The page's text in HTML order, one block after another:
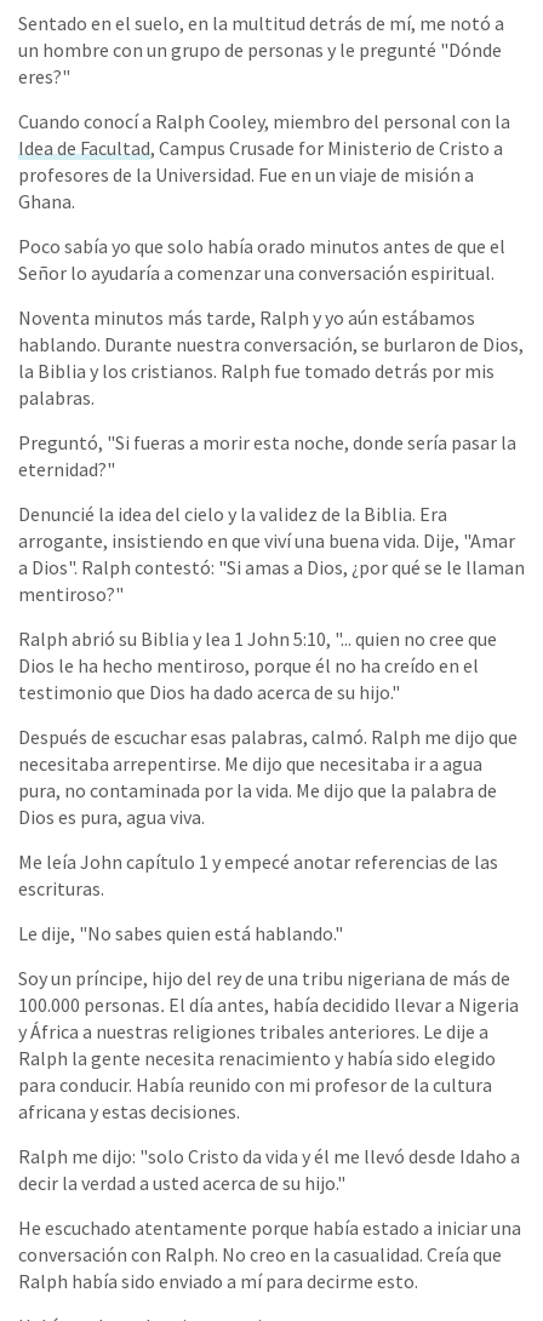
Sentado en el suelo, en la multitud detrás de mí, me notó a
un hombre con un grupo de personas y le pregunté "Dónde
eres?"
Cuando conocí a Ralph Cooley, miembro del personal con la
Idea de Facultad, Campus Crusade for Ministerio de Cristo a
profesores de la Universidad. Fue en un viaje de misión a
Ghana.
Poco sabía yo que solo había orado minutos antes de que el
Señor lo ayudaría a comenzar una conversación espiritual.
Noventa minutos más tarde, Ralph y yo aún estábamos
hablando. Durante nuestra conversación, se burlaron de Dios,
la Biblia y los cristianos. Ralph fue tomado detrás por mis
palabras.
Preguntó, "Si fueras a morir esta noche, donde sería pasar la
eternidad?"
Denuncié la idea del cielo y la validez de la Biblia. Era
arrogante, insistiendo en que viví una buena vida. Dije, "Amar
a Dios". Ralph contestó: "Si amas a Dios, ¿por qué se le llaman
mentiroso?"
Ralph abrió su Biblia y lea 1 John 5:10, "... quien no cree que
Dios le ha hecho mentiroso, porque él no ha creído en el
testimonio que Dios ha dado acerca de su hijo."
Después de escuchar esas palabras, calmó. Ralph me dijo que
necesitaba arrepentirse. Me dijo que necesitaba ir a agua
pura, no contaminada por la vida. Me dijo que la palabra de
Dios es pura, agua viva.
Me leía John capítulo 1 y empecé anotar referencias de las
escrituras.
Le dije, "No sabes quien está hablando."
Soy un príncipe, hijo del rey de una tribu nigeriana de más de
100.000 personas. El día antes, había decidido llevar a Nigeria
y África a nuestras religiones tribales anteriores. Le dije a
Ralph la gente necesita renacimiento y había sido elegido
para conducir. Había reunido con mi profesor de la cultura
africana y estas decisiones.
Ralph me dijo: "solo Cristo da vida y él me llevó desde Idaho a
decir la verdad a usted acerca de su hijo."
He escuchado atentamente porque había estado a iniciar una
conversación con Ralph. No creo en la casualidad. Creía que
Ralph había sido enviado a mí para decirme esto.